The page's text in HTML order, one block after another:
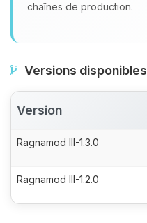
chaînes de production.
Versions disponibles
Version
Ragnamod III-1.3.0
Ragnamod III-1.2.0